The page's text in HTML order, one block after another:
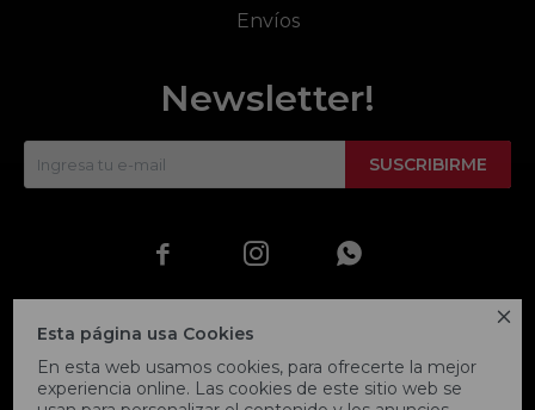

Esta página usa Cookies
En esta web usamos cookies, para ofrecerte la mejor
experiencia online. Las cookies de este sitio web se
Envíos
Newsletter!
SUSCRIBIRME
  